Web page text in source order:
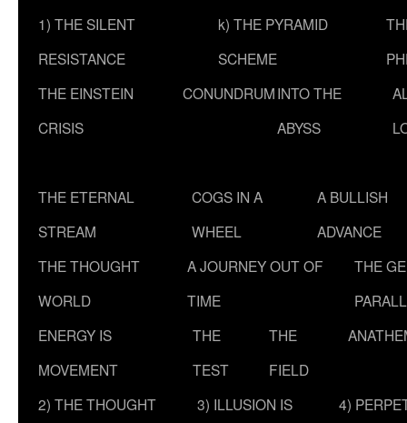
1) THE SILENT
RESISTANCE
k) THE PYRAMID
SCHEME
THE EINSTEIN
CRISIS
CONUNDRUMINTO THE
ABYSS
THE ETERNAL
STREAM
COGS IN A
WHEEL
A BULLISH
ADVANCE
THE THOUGHT
WORLD
A JOURNEY OUT OF
TIME
THE
ENERGY IS
MOVEMENT
THE
TEST
THE
FIELD
2) THE THOUGHT
3) ILLUSION IS
4)